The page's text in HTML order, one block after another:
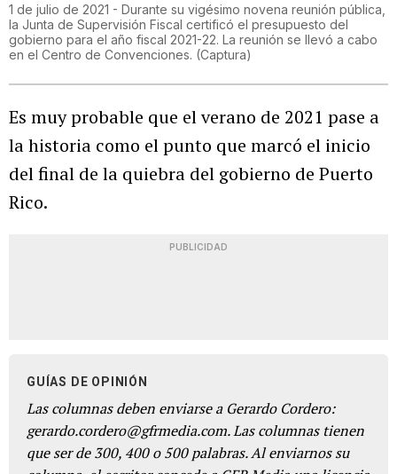
1 de julio de 2021 - Durante su vigésimo novena reunión pública,
la Junta de Supervisión Fiscal certificó el presupuesto del
gobierno para el año fiscal 2021-22. La reunión se llevó a cabo
en el Centro de Convenciones. (Captura)
Es muy probable que el verano de 2021 pase a
la historia como el punto que marcó el inicio
del final de la quiebra del gobierno de Puerto
Rico.
PUBLICIDAD
GUÍAS DE OPINIÓN
Las columnas deben enviarse a Gerardo Cordero:
gerardo.cordero@gfrmedia.com. Las columnas tienen
que ser de 300, 400 o 500 palabras. Al enviarnos su